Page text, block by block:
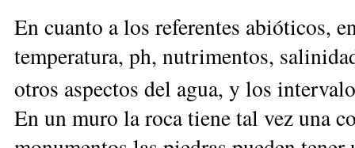
En cuanto a los referentes abióticos,
temperatura, ph, nutrimentos,
otros aspectos del agua, y los
En un muro la roca tiene tal vez una